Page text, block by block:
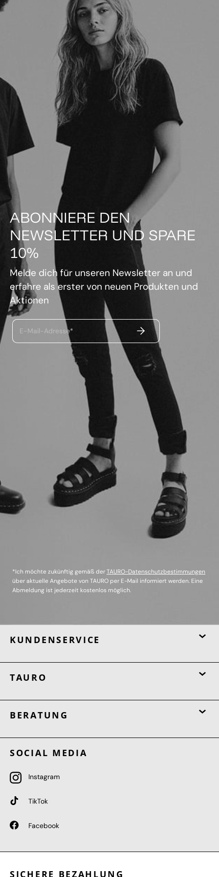
ABONNIERE DEN
NEWSLETTER UND SPARE
10%
Melde dich für unseren Newsletter an und
erfahre als erster von neuen Produkten und
Aktionen
E-Mail-Adresse* ABSENDEN
*Ich möchte zukünftig gemäß derTAURO-Datenschutzbestimmungen
über aktuelle Angebote von TAURO per E-Mail informiert werden. Eine
Abmeldung ist jederzeit kostenlos möglich.
KUNDENSERVICE
TAURO
BERATUNG
SOCIAL MEDIA
Instagram
TikTok
Facebook
SICHERE BEZAHLUNG